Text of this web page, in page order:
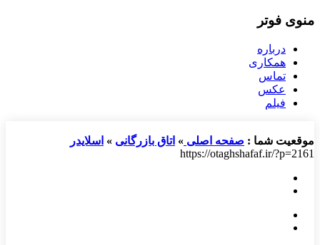
منوی فوتر
درباره
همکاری
تماس
عکس
فیلم
موقعیت شما : صفحه اصلی » اتاق بازرگانی » اسلایدر
https://otaghshafaf.ir/?p=2161